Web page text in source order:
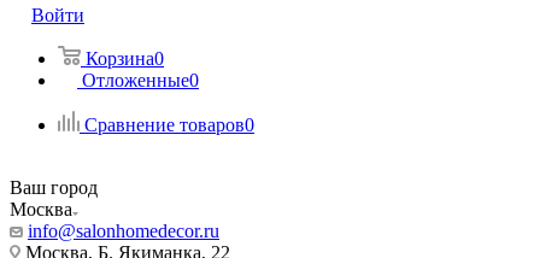
Войти
Корзина0
Отложенные0
Сравнение товаров0
Ваш город
Москва
info@salonhomedecor.ru
Москва, Б. Якиманка, 22